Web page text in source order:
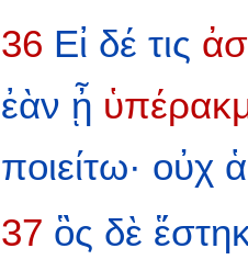
36 Εἰ δέ τις
ἐὰν ᾖ
ποιείτω· οὐχ
37 ὃς δὲ